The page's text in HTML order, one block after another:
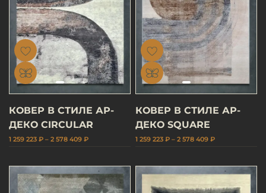
КОВЕР В СТИЛЕ АР-
ДЕКО CIRCULAR
1 259 223 ₽ – 2 578 409 ₽
КОВЕР В СТИЛЕ АР-
ДЕКО SQUARE
1 259 223 ₽ – 2 578 409 ₽